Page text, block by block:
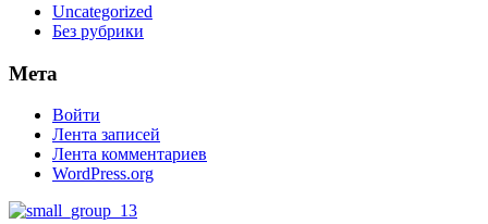
Uncategorized
Без рубрики
Мета
Войти
Лента записей
Лента комментариев
WordPress.org